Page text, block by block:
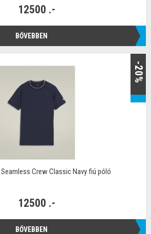
12500 .-
BŐVEBBEN
-20%
Crew Classic Navy fiú póló
12500 .-
BŐVEBBEN